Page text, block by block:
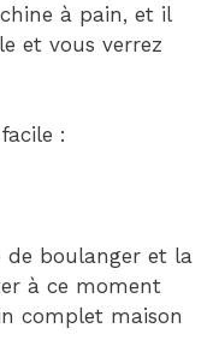
à pain, et il
et vous verrez
:
de boulanger et la
à ce moment
complet maison